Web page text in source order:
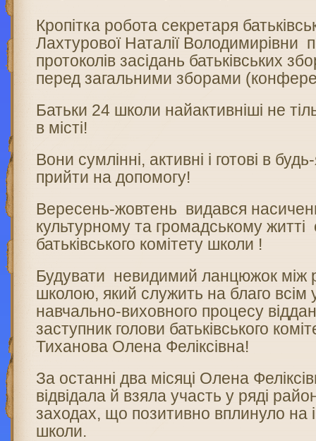
Кропітка робота секретаря
Лахтурової Наталії Володимирівни
протоколів засідань батьківських
перед загальними зборами
Батьки 24 школи найактивніші не
в місті!
Вони сумлінні, активні і готові в
прийти на допомогу!
Вересень-жовтень видався
культурному та громадському житті
батьківського комітету школи !
Будувати невидимий ланцюжок між
школою, який служить на благо всім
навчально-виховного процесу
заступник голови батьківського
Тиханова Олена Феліксівна!
За останні два місяці Олена
відвідала й взяла участь у ряді
заходах, що позитивно вплинуло на
школи.